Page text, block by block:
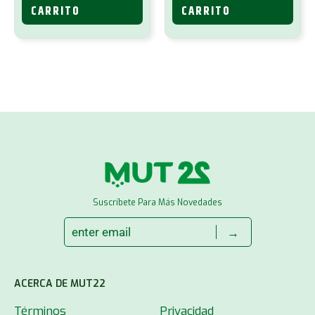
CARRITO
CARRITO
Suscríbete Para Más Novedades
→
ACERCA DE MUT22
Términos Privacidad